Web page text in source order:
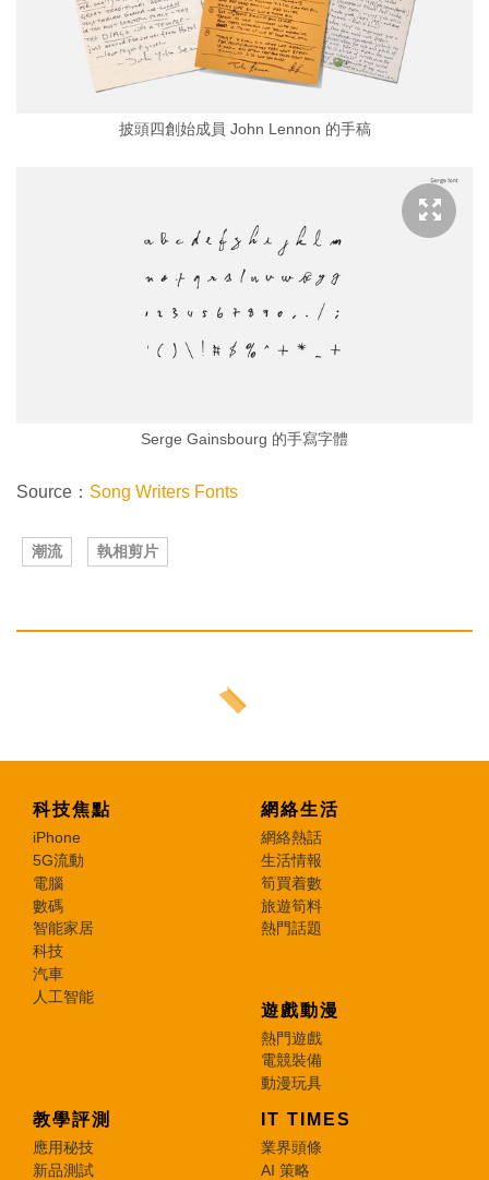
披頭四創始成員 John Lennon 的手稿
Serge Gainsbourg 的手寫字體
Source： Song Writers Fonts
潮流 執相剪片
科技焦點
iPhone
5G流動
電腦
數碼
智能家居
科技
汽車
人工智能
網絡生活
網絡熱話
生活情報
筍買着數
旅遊筍料
熱門話題
遊戲動漫
熱門遊戲
電競裝備
動漫玩具
教學評測
應用秘技
新品測試
IT TIMES
業界頭條
AI 策略